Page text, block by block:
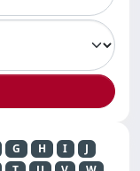
G H I
J